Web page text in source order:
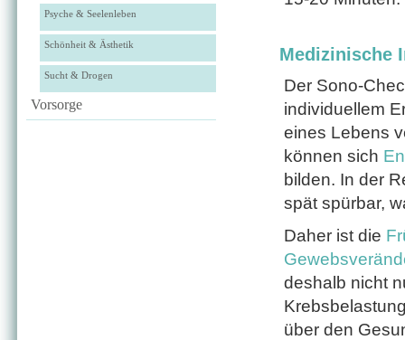
Psyche & Seelenleben
Schönheit & Ästhetik
Sucht & Drogen
Vorsorge
Medizinische
Der Sono-
individuellem
eines Lebens
können sich
bilden. In der
spät spürbar,
Daher ist die
deshalb nicht
über den